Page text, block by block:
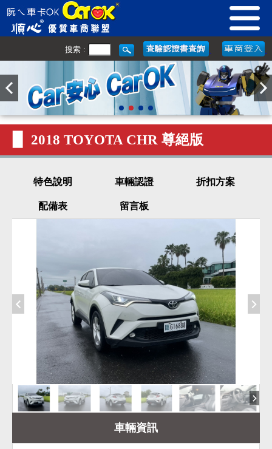
搜索 :
▉ 2018 TOYOTA CHR 尊絕版
特色說明 車輛認證 折扣方案
配備表 留言板
車輛資訊